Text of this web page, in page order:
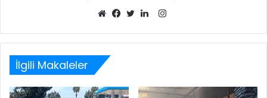
sitesi
Instagram
İlgili Makaleler